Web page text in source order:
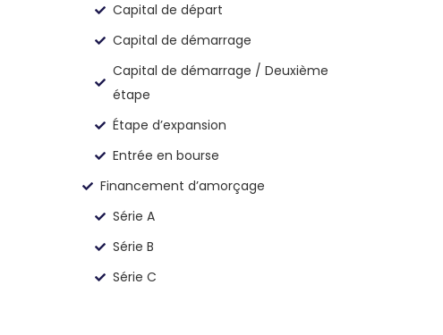
Capital de départ
Capital de démarrage
Capital de démarrage / Deuxième
étape
Étape d’expansion
Entrée en bourse
Financement d’amorçage
Série A
Série B
Série C